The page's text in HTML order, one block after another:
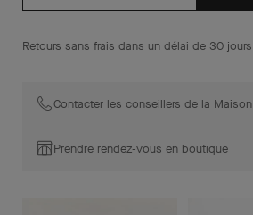
Retours sans frais dans un délai de 30 jours
Contacter les conseillers de la Maison
Prendre rendez-vous en boutique